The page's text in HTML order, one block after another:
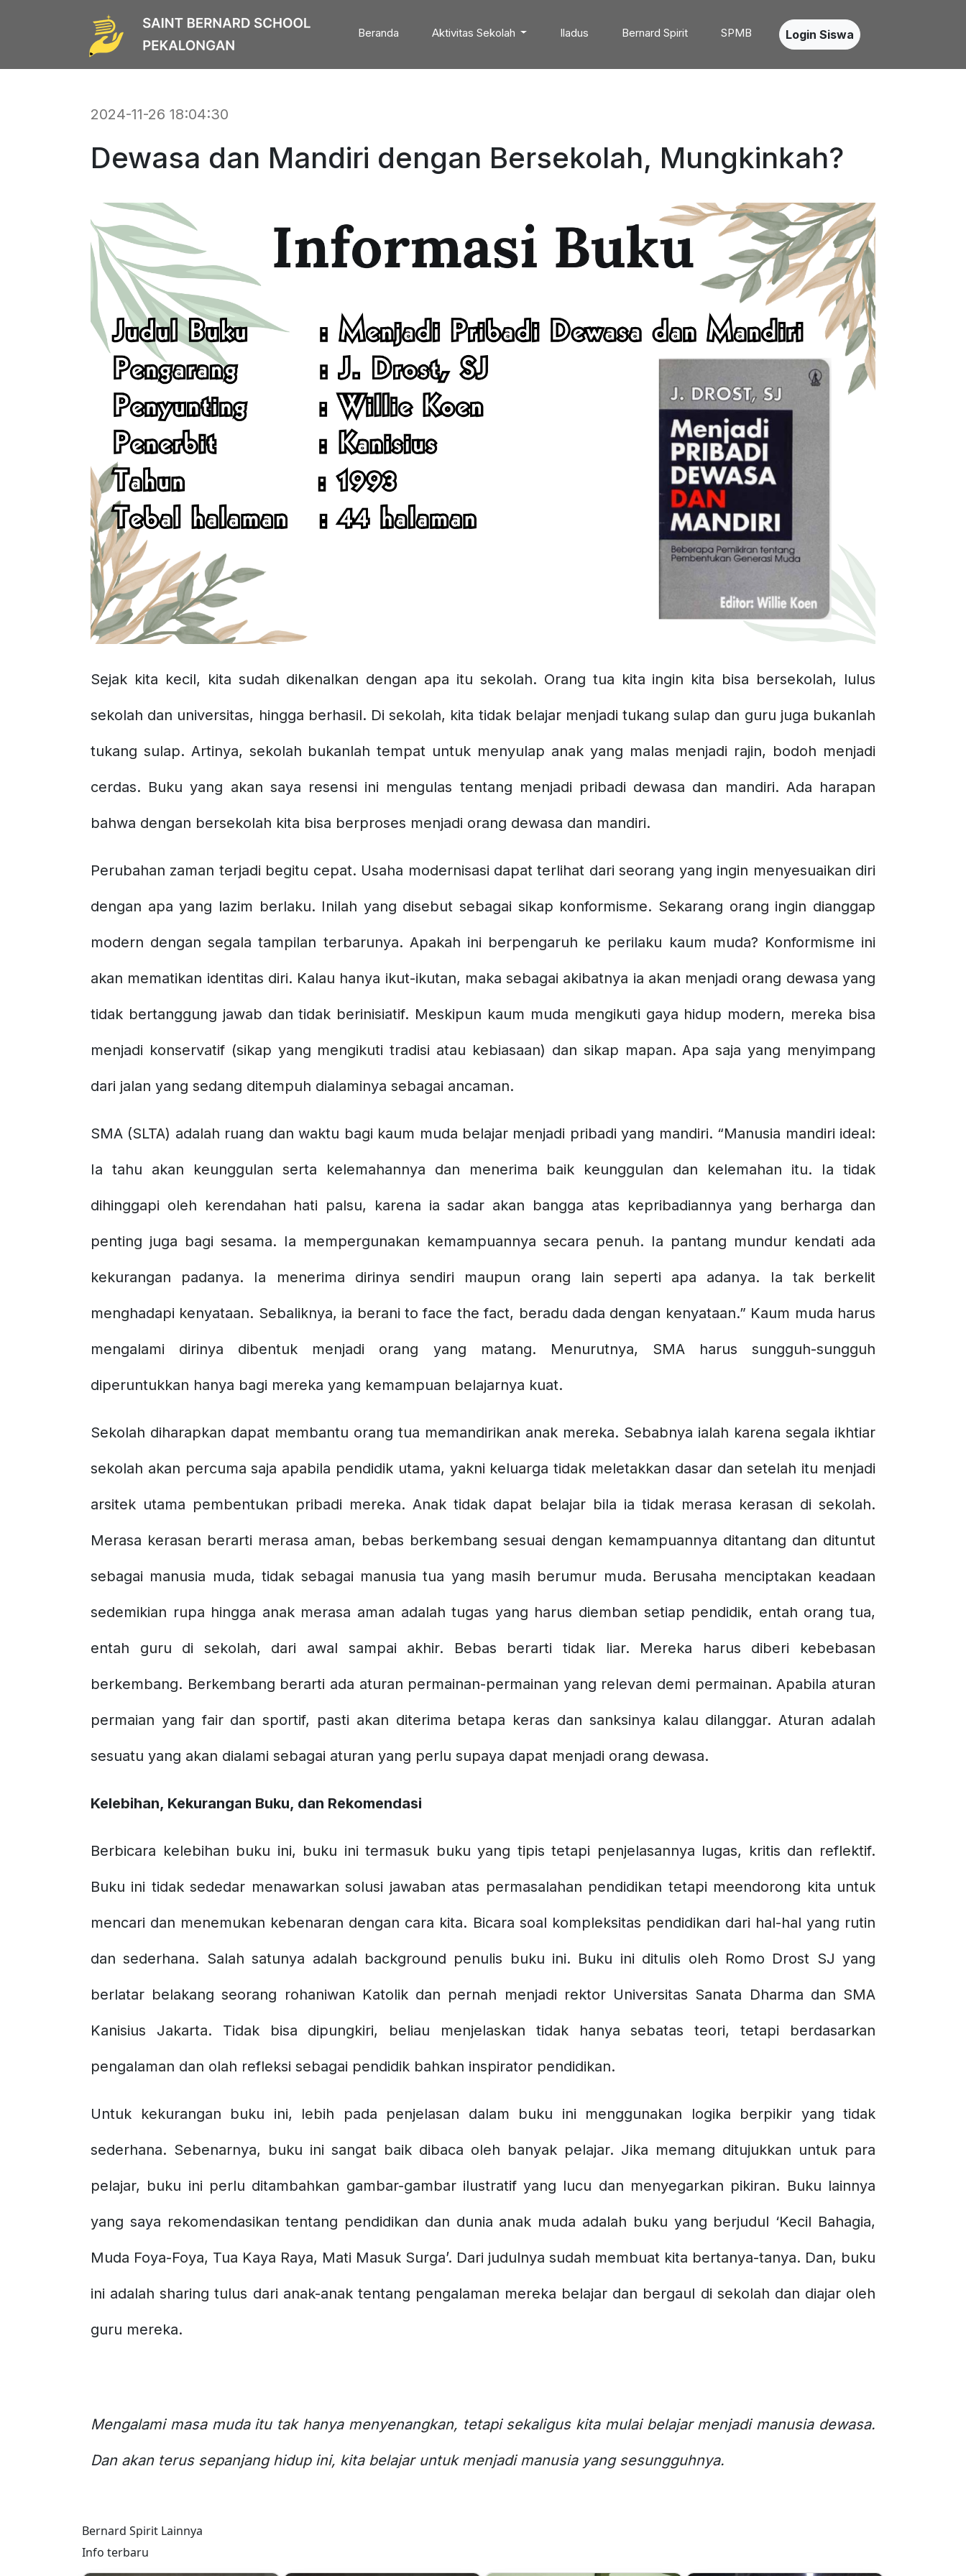
Beranda Aktivitas Sekolah Iladus Bernard Spirit SPMB Login Siswa
2024-11-26 18:04:30
Dewasa dan Mandiri dengan Bersekolah, Mungkinkah?
Sejak kita kecil, kita sudah dikenalkan dengan apa itu sekolah. Orang tua kita ingin kita bisa bersekolah, lulus
sekolah dan universitas, hingga berhasil. Di sekolah, kita tidak belajar menjadi tukang sulap dan guru juga bukanlah
tukang sulap. Artinya, sekolah bukanlah tempat untuk menyulap anak yang malas menjadi rajin, bodoh menjadi
cerdas. Buku yang akan saya resensi ini mengulas tentang menjadi pribadi dewasa dan mandiri. Ada harapan
bahwa dengan bersekolah kita bisa berproses menjadi orang dewasa dan mandiri.
Perubahan zaman terjadi begitu cepat. Usaha modernisasi dapat terlihat dari seorang yang ingin menyesuaikan diri
dengan apa yang lazim berlaku. Inilah yang disebut sebagai sikap konformisme. Sekarang orang ingin dianggap
modern dengan segala tampilan terbarunya. Apakah ini berpengaruh ke perilaku kaum muda? Konformisme ini
akan mematikan identitas diri. Kalau hanya ikut-ikutan, maka sebagai akibatnya ia akan menjadi orang dewasa yang
tidak bertanggung jawab dan tidak berinisiatif. Meskipun kaum muda mengikuti gaya hidup modern, mereka bisa
menjadi konservatif (sikap yang mengikuti tradisi atau kebiasaan) dan sikap mapan. Apa saja yang menyimpang
dari jalan yang sedang ditempuh dialaminya sebagai ancaman.
SMA (SLTA) adalah ruang dan waktu bagi kaum muda belajar menjadi pribadi yang mandiri. “Manusia mandiri ideal:
Ia tahu akan keunggulan serta kelemahannya dan menerima baik keunggulan dan kelemahan itu. Ia tidak
dihinggapi oleh kerendahan hati palsu, karena ia sadar akan bangga atas kepribadiannya yang berharga dan
penting juga bagi sesama. Ia mempergunakan kemampuannya secara penuh. Ia pantang mundur kendati ada
kekurangan padanya. Ia menerima dirinya sendiri maupun orang lain seperti apa adanya. Ia tak berkelit
menghadapi kenyataan. Sebaliknya, ia berani to face the fact, beradu dada dengan kenyataan.” Kaum muda harus
mengalami dirinya dibentuk menjadi orang yang matang. Menurutnya, SMA harus sungguh-sungguh
diperuntukkan hanya bagi mereka yang kemampuan belajarnya kuat.
Sekolah diharapkan dapat membantu orang tua memandirikan anak mereka. Sebabnya ialah karena segala ikhtiar
sekolah akan percuma saja apabila pendidik utama, yakni keluarga tidak meletakkan dasar dan setelah itu menjadi
arsitek utama pembentukan pribadi mereka. Anak tidak dapat belajar bila ia tidak merasa kerasan di sekolah.
Merasa kerasan berarti merasa aman, bebas berkembang sesuai dengan kemampuannya ditantang dan dituntut
sebagai manusia muda, tidak sebagai manusia tua yang masih berumur muda. Berusaha menciptakan keadaan
sedemikian rupa hingga anak merasa aman adalah tugas yang harus diemban setiap pendidik, entah orang tua,
entah guru di sekolah, dari awal sampai akhir. Bebas berarti tidak liar. Mereka harus diberi kebebasan
berkembang. Berkembang berarti ada aturan permainan-permainan yang relevan demi permainan. Apabila aturan
permaian yang fair dan sportif, pasti akan diterima betapa keras dan sanksinya kalau dilanggar. Aturan adalah
sesuatu yang akan dialami sebagai aturan yang perlu supaya dapat menjadi orang dewasa.
Kelebihan, Kekurangan Buku, dan Rekomendasi
Berbicara kelebihan buku ini, buku ini termasuk buku yang tipis tetapi penjelasannya lugas, kritis dan reflektif.
Buku ini tidak sededar menawarkan solusi jawaban atas permasalahan pendidikan tetapi meendorong kita untuk
mencari dan menemukan kebenaran dengan cara kita. Bicara soal kompleksitas pendidikan dari hal-hal yang rutin
dan sederhana. Salah satunya adalah background penulis buku ini. Buku ini ditulis oleh Romo Drost SJ yang
berlatar belakang seorang rohaniwan Katolik dan pernah menjadi rektor Universitas Sanata Dharma dan SMA
Kanisius Jakarta. Tidak bisa dipungkiri, beliau menjelaskan tidak hanya sebatas teori, tetapi berdasarkan
pengalaman dan olah refleksi sebagai pendidik bahkan inspirator pendidikan.
Untuk kekurangan buku ini, lebih pada penjelasan dalam buku ini menggunakan logika berpikir yang tidak
sederhana. Sebenarnya, buku ini sangat baik dibaca oleh banyak pelajar. Jika memang ditujukkan untuk para
pelajar, buku ini perlu ditambahkan gambar-gambar ilustratif yang lucu dan menyegarkan pikiran. Buku lainnya
yang saya rekomendasikan tentang pendidikan dan dunia anak muda adalah buku yang berjudul ‘Kecil Bahagia,
Muda Foya-Foya, Tua Kaya Raya, Mati Masuk Surga’. Dari judulnya sudah membuat kita bertanya-tanya. Dan, buku
ini adalah sharing tulus dari anak-anak tentang pengalaman mereka belajar dan bergaul di sekolah dan diajar oleh
guru mereka.
Mengalami masa muda itu tak hanya menyenangkan, tetapi sekaligus kita mulai belajar menjadi manusia dewasa.
Dan akan terus sepanjang hidup ini, kita belajar untuk menjadi manusia yang sesungguhnya.
Bernard Spirit Lainnya
Info terbaru